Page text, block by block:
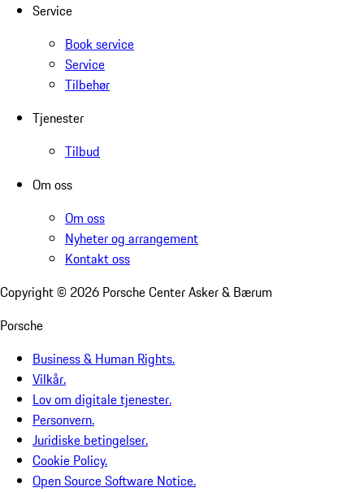
Service
Book service
Service
Tilbehør
Tjenester
Tilbud
Om oss
Om oss
Nyheter og arrangement
Kontakt oss
Copyright © 2026 Porsche Center Asker & Bærum
Porsche
Business & Human Rights.
Vilkår.
Lov om digitale tjenester.
Personvern.
Juridiske betingelser.
Cookie Policy.
Open Source Software Notice.